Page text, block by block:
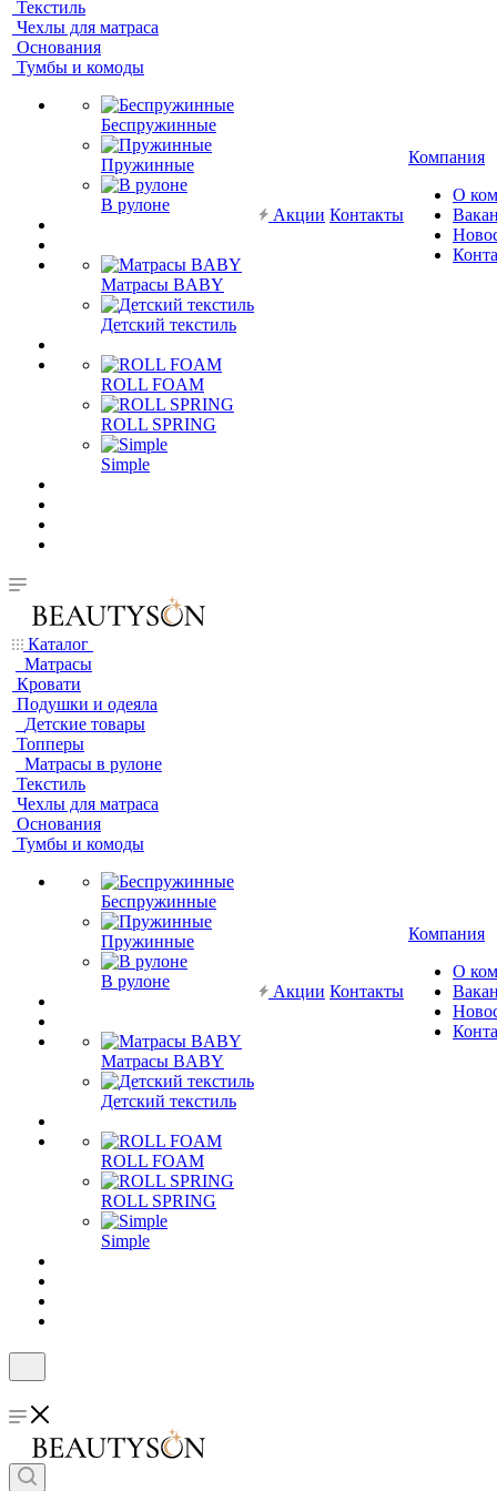
Текстиль
Чехлы для матраса
Основания
Тумбы и комоды
Беспружинные
Пружинные
В рулоне
Матрасы BABY
Детский текстиль
ROLL FOAM
ROLL SPRING
Simple
Акции Контакты
Компания
О
Каталог
Матрасы
Кровати
Подушки и одеяла
Детские товары
Топперы
Матрасы в рулоне
Текстиль
Чехлы для матраса
Основания
Тумбы и комоды
Беспружинные
Пружинные
В рулоне
Матрасы BABY
Детский текстиль
ROLL FOAM
ROLL SPRING
Simple
Акции Контакты
Компания
О